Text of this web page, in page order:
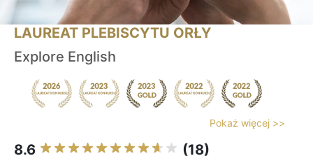
LAUREAT PLEBISCYTU ORŁY
Explore English
Pokaż więcej >>
8.6 (18)